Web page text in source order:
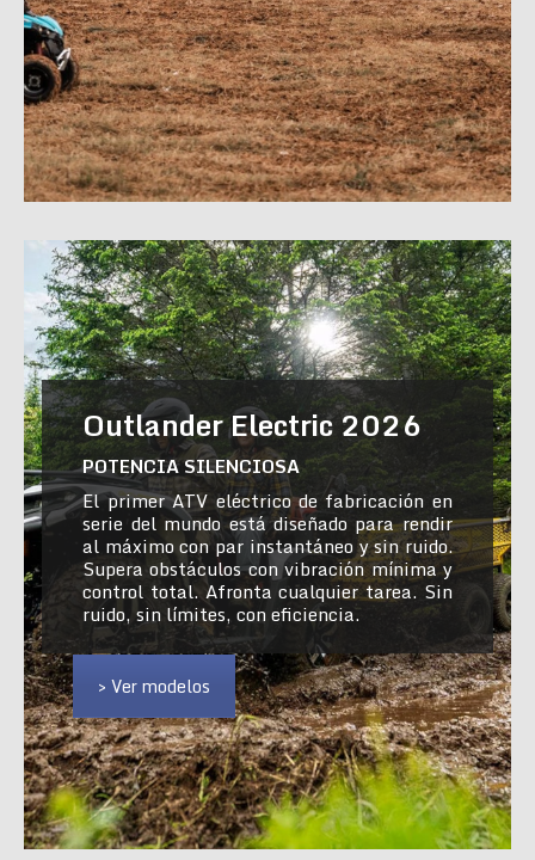
Outlander Electric 2026
POTENCIA SILENCIOSA
El primer ATV eléctrico de fabricación en
serie del mundo está diseñado para rendir
al máximo con par instantáneo y sin ruido.
Supera obstáculos con vibración mínima y
control total. Afronta cualquier tarea. Sin
ruido, sin límites, con eficiencia.
> Ver modelos